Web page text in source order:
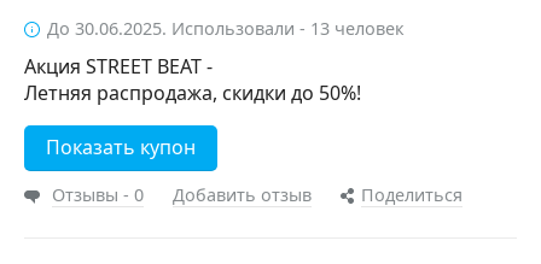
До 30.06.2025. Использовали - 13 человек
Акция STREET BEAT -
Летняя распродажа, скидки до 50%!
Показать купон
Отзывы - 0 Добавить отзыв Поделиться